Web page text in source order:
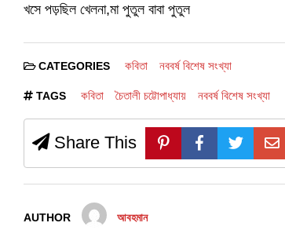
খসে পড়ছিল খেলনা,মা পুতুল বাবা পুতুল
CATEGORIES কবিতা নববর্ষ বিশেষ সংখ্যা
TAGS কবিতা চৈতালী চট্টোপাধ্যায় নববর্ষ বিশেষ সংখ্যা
Share This
AUTHOR আবহমান